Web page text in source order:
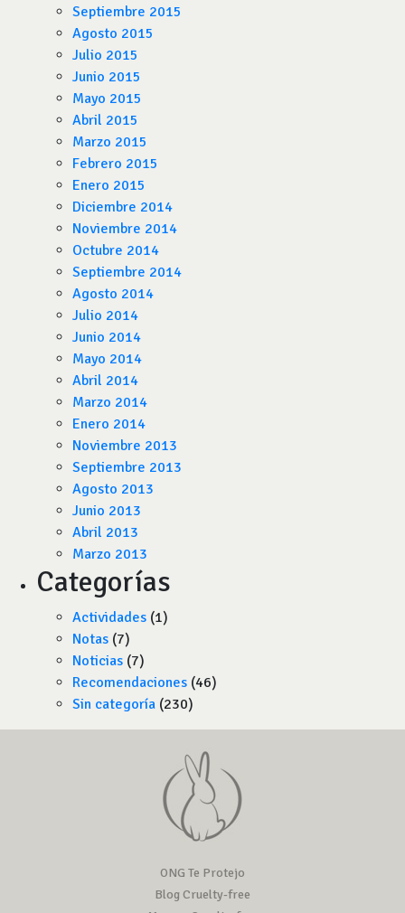
Septiembre 2015
Agosto 2015
Julio 2015
Junio 2015
Mayo 2015
Abril 2015
Marzo 2015
Febrero 2015
Enero 2015
Diciembre 2014
Noviembre 2014
Octubre 2014
Septiembre 2014
Agosto 2014
Julio 2014
Junio 2014
Mayo 2014
Abril 2014
Marzo 2014
Enero 2014
Noviembre 2013
Septiembre 2013
Agosto 2013
Junio 2013
Abril 2013
Marzo 2013
Categorías
Actividades (1)
Notas (7)
Noticias (7)
Recomendaciones (46)
Sin categoría (230)
ONG Te Protejo
Blog Cruelty-free